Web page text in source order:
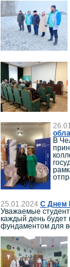
В
25.01.2024 С Днем
Уважаемые
каждый день будет
фундаментом для